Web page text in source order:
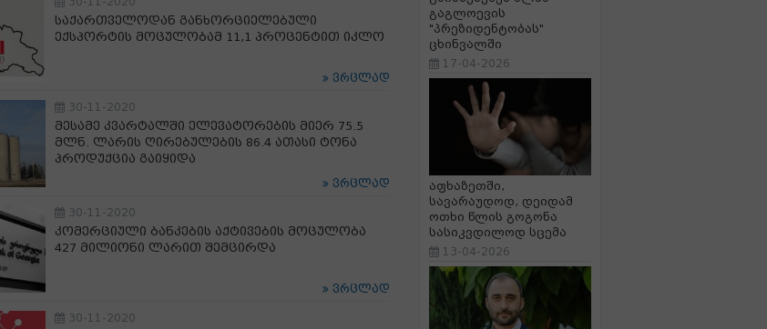
საქართველოდან განხორციელებული
ექსპორტის მოცულობამ 11,1 პროცენტით იკლო
ვრცლად
30-11-2020
მესამე კვარტალში ელევატორების მიერ 75.5
მლნ. ლარის ღირებულების 86.4 ათასი ტონა
პროდუქცია გაიყიდა
ვრცლად
30-11-2020
კომერციული ბანკების აქტივების მოცულობა
427 მილიონი ლარით შემცირდა
ვრცლად
30-11-2020
გაგლოევის
"პრეზიდენტობას"
ცხინვალში
17-04-2026
აფხაზეთში,
სავარაუდოდ, დეიდამ
ოთხი წლის გოგონა
სასიკვდილოდ სცემა
13-04-2026